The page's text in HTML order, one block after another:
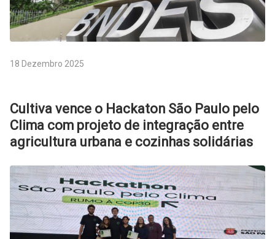
18 Dezembro 2025
Cultiva vence o Hackaton São Paulo pelo
Clima com projeto de integração entre
agricultura urbana e cozinhas solidárias